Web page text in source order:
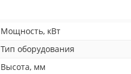
Мощность, кВт
Тип оборудования
Высота, мм